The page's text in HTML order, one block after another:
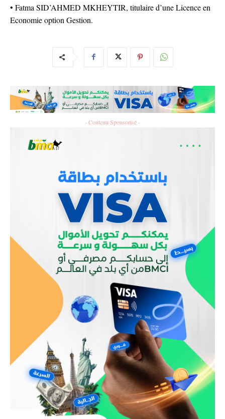
• Fatma SID’AHMED MKHEYTIR, titulaire d’une Licence en
Economie option Gestion.
- Contenu Sponsorisé -